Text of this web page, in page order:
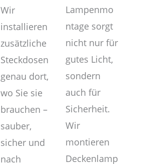
Wir
installieren
zusätzliche
Steckdosen
genau dort,
wo Sie sie
brauchen –
sauber,
sicher und
nach
Lampenmo
ntage sorgt
nicht nur für
gutes Licht,
sondern
auch für
Sicherheit.
Wir
montieren
Deckenlamp